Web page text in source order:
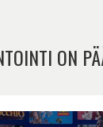
ON